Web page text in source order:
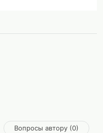
Вопросы автору (0)